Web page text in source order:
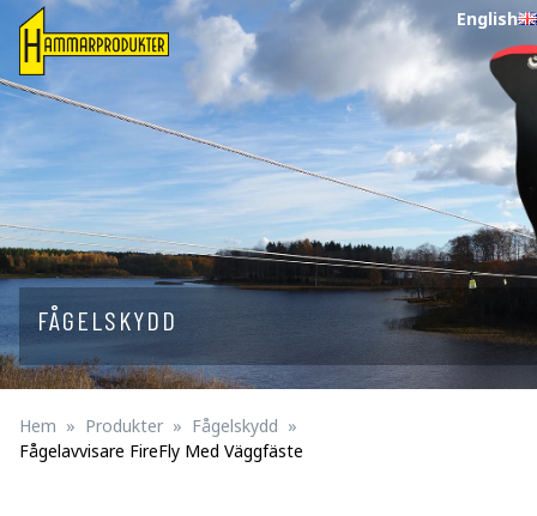
English
FÅGELSKYDD
Hem Produkter
Fågelskydd
Fågelavvisare FireFly Med Väggfäste